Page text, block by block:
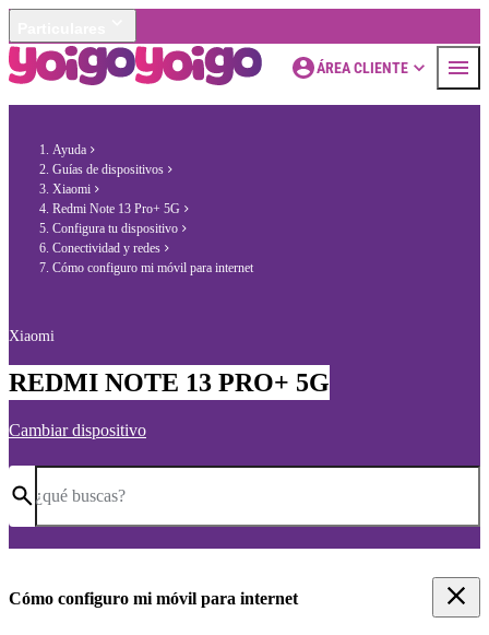
ÁREA CLIENTE
Ayuda
Guías de dispositivos
Xiaomi
Redmi Note 13 Pro+ 5G
Configura tu dispositivo
Conectividad y redes
Cómo configuro mi móvil para internet
Xiaomi
REDMI NOTE 13 PRO+ 5G
Cambiar dispositivo
¿qué buscas?
Cómo configuro mi móvil para internet